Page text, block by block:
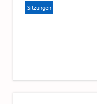
Sitzungen